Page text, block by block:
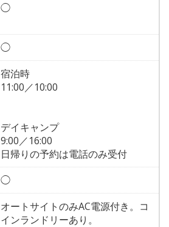
◯
◯
宿泊時
11:00／10:00
デイキャンプ
9:00／16:00
日帰りの予約は電話のみ受付
◯
オートサイトのみAC電源付き。コ
インランドリーあり。